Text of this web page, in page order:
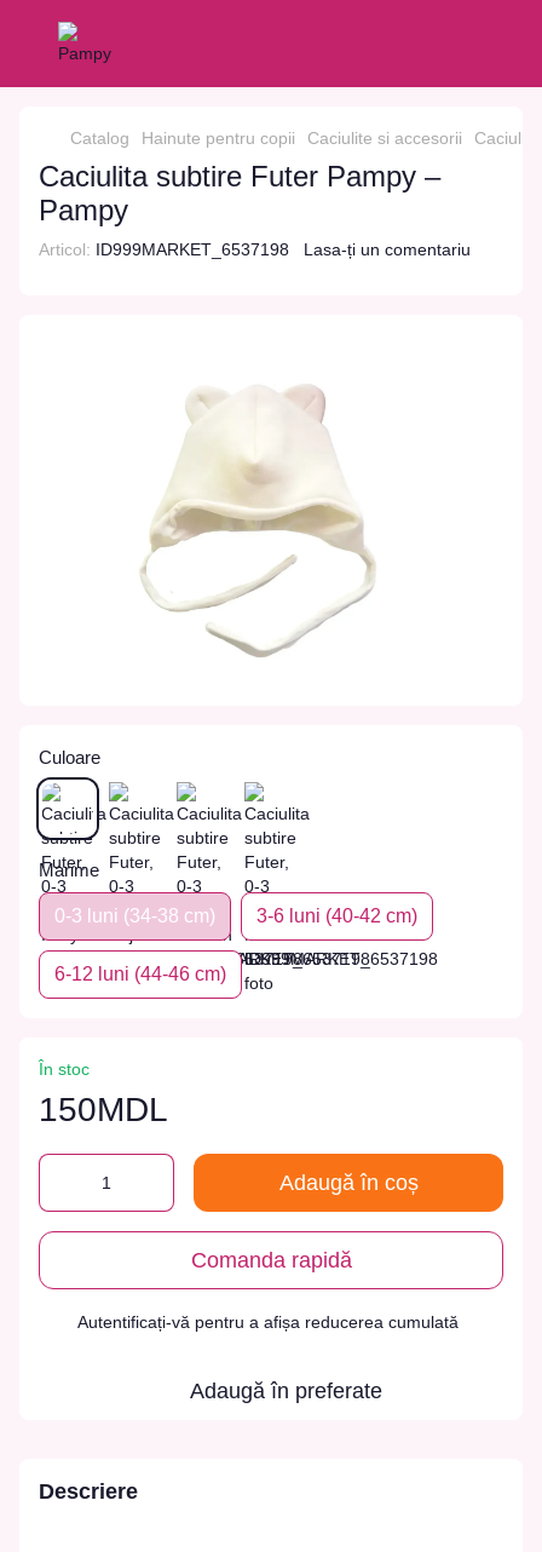
Catalog Hainute pentru copii Caciulite si accesorii
Caciulita subtire Futer Pampy –
Pampy
Articol: ID999MARKET_6537198 Lasa-ți un comentariu
Culoare
Marime
0-3 luni (34-38 cm) 3-6 luni (40-42 cm)
6-12 luni (44-46 cm)
În stoc
150MDL
Adaugă în coș
Comanda rapidă
Autentificați-vă pentru a afișa reducerea cumulată
Adaugă în preferate
Descriere